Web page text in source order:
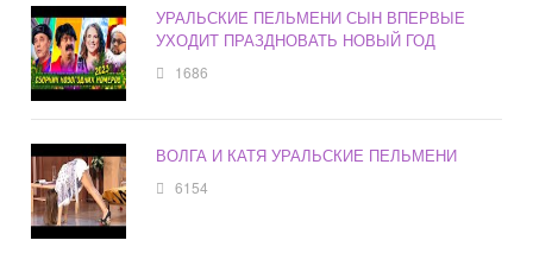
УРАЛЬСКИЕ ПЕЛЬМЕНИ СЫН ВПЕРВЫЕ
УХОДИТ ПРАЗДНОВАТЬ НОВЫЙ ГОД
1686
ВОЛГА И КАТЯ УРАЛЬСКИЕ ПЕЛЬМЕНИ
6154